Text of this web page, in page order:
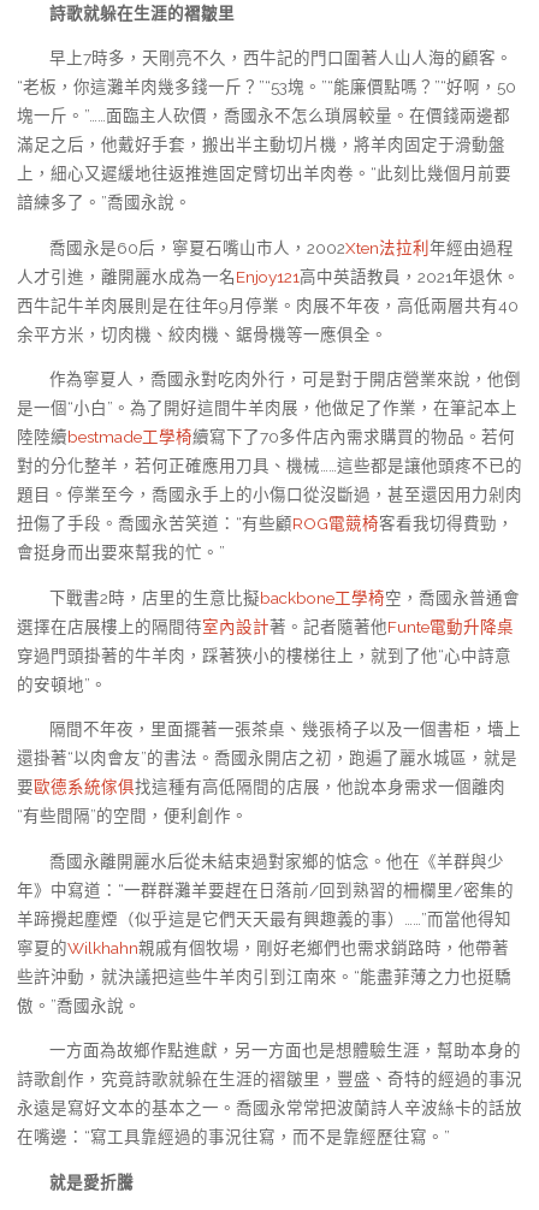
詩歌就躲在生涯的褶皺里
早上7時多，天剛亮不久，西牛記的門口圍著人山人海的顧客。
“老板，你這灘羊肉幾多錢一斤？”“53塊。”“能廉價點嗎？”“好啊，50
塊一斤。”……面臨主人砍價，喬國永不怎么瑣屑較量。在價錢兩邊都
滿足之后，他戴好手套，搬出半主動切片機，將羊肉固定于滑動盤
上，細心又遲緩地往返推進固定臂切出羊肉卷。“此刻比幾個月前要
諳練多了。”喬國永說。
喬國永是60后，寧夏石嘴山市人，2002Xten法拉利年經由過程
人才引進，離開麗水成為一名Enjoy121高中英語教員，2021年退休。
西牛記牛羊肉展則是在往年9月停業。肉展不年夜，高低兩層共有40
余平方米，切肉機、絞肉機、鋸骨機等一應俱全。
作為寧夏人，喬國永對吃肉外行，可是對于開店營業來說，他倒
是一個“小白”。為了開好這間牛羊肉展，他做足了作業，在筆記本上
陸陸續bestmade工學椅續寫下了70多件店內需求購買的物品。若何
對的分化整羊，若何正確應用刀具、機械……這些都是讓他頭疼不已的
題目。停業至今，喬國永手上的小傷口從沒斷過，甚至還因用力剁肉
扭傷了手段。喬國永苦笑道：“有些顧ROG電競椅客看我切得費勁，
會挺身而出要來幫我的忙。”
下戰書2時，店里的生意比擬backbone工學椅空，喬國永普通會
選擇在店展樓上的隔間待室內設計著。記者隨著他Funte電動升降桌
穿過門頭掛著的牛羊肉，踩著狹小的樓梯往上，就到了他“心中詩意
的安頓地”。
隔間不年夜，里面擺著一張茶桌、幾張椅子以及一個書柜，墻上
還掛著“以肉會友”的書法。喬國永開店之初，跑遍了麗水城區，就是
要歐德系統傢俱找這種有高低隔間的店展，他說本身需求一個離肉
“有些間隔”的空間，便利創作。
喬國永離開麗水后從未結束過對家鄉的惦念。他在《羊群與少
年》中寫道：“一群群灘羊要趕在日落前/回到熟習的柵欄里/密集的
羊蹄攪起塵煙（似乎這是它們天天最有興趣義的事）……”而當他得知
寧夏的Wilkhahn親戚有個牧場，剛好老鄉們也需求銷路時，他帶著
些許沖動，就決議把這些牛羊肉引到江南來。“能盡菲薄之力也挺驕
傲。”喬國永說。
一方面為故鄉作點進獻，另一方面也是想體驗生涯，幫助本身的
詩歌創作，究竟詩歌就躲在生涯的褶皺里，豐盛、奇特的經過的事況
永遠是寫好文本的基本之一。喬國永常常把波蘭詩人辛波絲卡的話放
在嘴邊：“寫工具靠經過的事況往寫，而不是靠經歷往寫。”
就是愛折騰